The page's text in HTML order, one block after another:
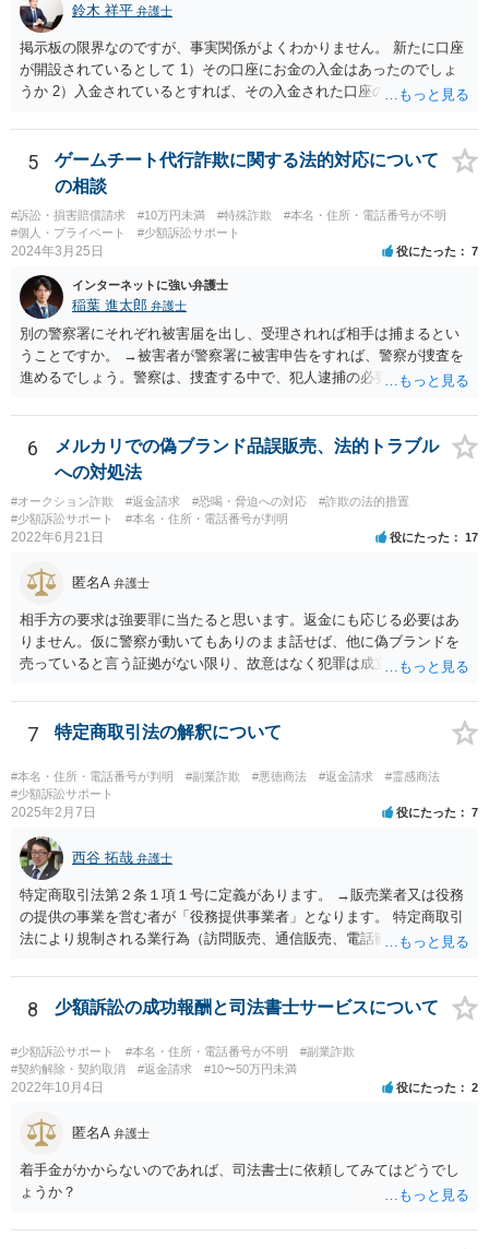
鈴木 祥平 弁護士
掲示板の限界なのですが、事実関係がよくわかりません。 新たに口座
が開設されているとして 1）その口座にお金の入金はあったのでしょ
うか 2）入金されているとすれば、その入金された口座の資金は引き
がポイントですよね。口座を悪用する人は、「その口座に入ったお金
を手に入れる」ことが目的ですから、あなたがキャッシュカードを持
っている場合には、キャッシュカードで引き出すことはあなたしかで
きませんから、できるとすれば、ネット上あるいはアプリ上で第三者
に送金することくらいだと思います。あなたの名義の口座であるか
ら、お金の動きくらいは調べることが可能であると思います。 その上
ばいいだけの話だと思いますし、残っていないのであれば、第三者に
送金をされたか、引き出されたどちらかだと思います。第三者に送金
をされてしまっているのであれば、その資金を送金先に返金を求める
などの措置を講じる必要があるのではないでしょうか。
5
ゲームチート代行詐欺に関する法的対応について
の相談
#訴訟・損害賠償請求 #10万円未満 #特殊詐欺
#本名・住所・電話番号が不明
#個人・プライベート
#少額訴訟サポート
2024年3月25日 役にたった 7
インターネットに強い弁護士
稲葉 進太郎 弁護士
別の警察署にそれぞれ被害届を出し、受理されれば相手は捕まるとい
うことですか。 →被害者が警察署に被害申告をすれば、警察が捜査を
進めるでしょう。警察は、捜査する中で、犯人逮捕の必要と理由があ
進行するでしょう。捜査の結果、検察官において起訴の必要があると
判断されれば、起訴されて公判となり、裁判官において有罪と判断さ
れれば有罪判決となるでしょう。捜査の結果、検察官において起訴の
必要があると判断されなければ、不起訴処分となり終了するでしょ
う。
6
メルカリでの偽ブランド品誤販売、法的トラブル
への対処法
#オークション詐欺 #返金請求 #恐喝・脅迫への対応
#詐欺の法的措置
#少額訴訟サポート
#本名・住所・電話番号が判明
2022年6月21日 役にたった 17
匿名A 弁護士
相手方の要求は強要罪に当たると思います。返金にも応じる必要はあ
りません。仮に警察が動いてもありのまま話せば、他に偽ブランドを
売っていると言う証拠がない限り、故意はなく犯罪は成立しないと判
す。本当にブランド品がほしくて損したと思うだけなら元の金額の返
金しか求めないはずですし、靴の機能性に問題がないなら「ブランド
品じゃないから履いていかなかった」という主張もまず通りません。
7 特定商取引法の解釈について
#本名・住所・電話番号が判明 #副業詐欺 #悪徳商法 #返金請求
#霊感商法
#少額訴訟サポート
2025年2月7日 役にたった 7
西谷 拓哉 弁護士
特定商取引法第２条１項１号に定義があります。 →販売業者又は役務
の提供の事業を営む者が「役務提供事業者」となります。 特定商取引
法により規制される業行為（訪問販売、通信販売、電話勧誘販売な
を守る必要があります。
8 少額訴訟の成功報酬と司法書士サービスについて
#少額訴訟サポート #本名・住所・電話番号が不明
#副業詐欺
#契約解除・契約取消
#返金請求 #10〜50万円未満
2022年10月4日 役にたった 2
匿名A 弁護士
着手金がかからないのであれば、司法書士に依頼してみてはどうでし
ょうか？